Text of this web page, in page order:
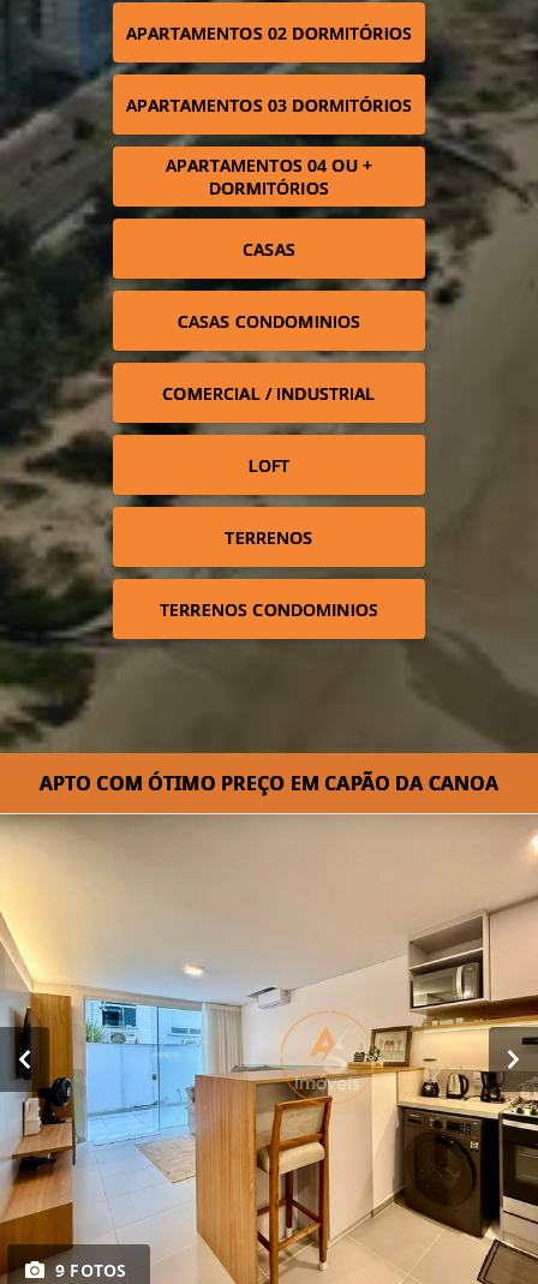
APARTAMENTOS 02 DORMITÓRIOS
APARTAMENTOS 03 DORMITÓRIOS
APARTAMENTOS 04 OU +
DORMITÓRIOS
CASAS
CASAS CONDOMINIOS
COMERCIAL / INDUSTRIAL
LOFT
TERRENOS
TERRENOS CONDOMINIOS
APTO COM ÓTIMO PREÇO EM CAPÃO DA CANOA
9 FOTOS